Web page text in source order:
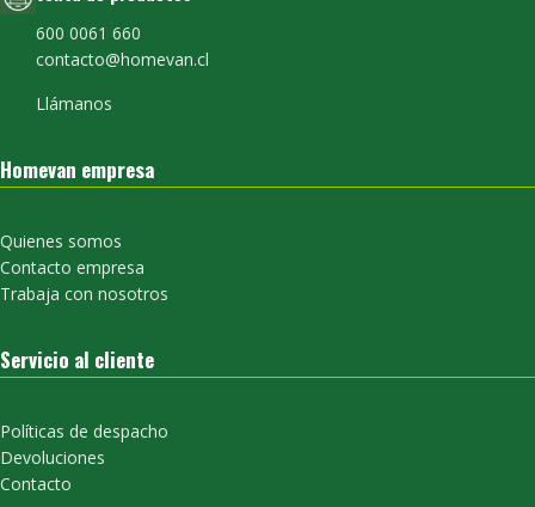
600 0061 660
contacto@homevan.cl
Llámanos
Homevan empresa
Quienes somos
Contacto empresa
Trabaja con nosotros
Servicio al cliente
Políticas de despacho
Devoluciones
Contacto